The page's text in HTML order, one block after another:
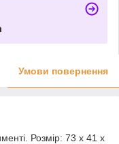
Умови повернення
Розмір: 73 х 41 х